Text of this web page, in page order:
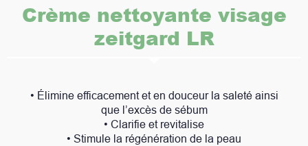
Crème nettoyante visage
zeitgard LR
• Élimine efficacement et en douceur la saleté ainsi
que l’excès de sébum
• Clarifie et revitalise
• Stimule la régénération de la peau